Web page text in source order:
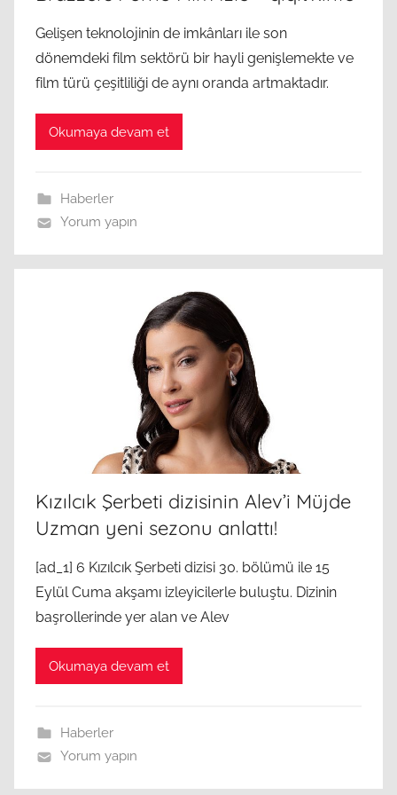
Gelişen teknolojinin de imkânları ile son
dönemdeki film sektörü bir hayli genişlemekte ve
film türü çeşitliliği de aynı oranda artmaktadır.
Okumaya devam et
Haberler
Yorum yapın
Kızılcık Şerbeti dizisinin Alev’i Müjde
Uzman yeni sezonu anlattı!
[ad_1] 6 Kızılcık Şerbeti dizisi 30. bölümü ile 15
Eylül Cuma akşamı izleyicilerle buluştu. Dizinin
başrollerinde yer alan ve Alev
Okumaya devam et
Haberler
Yorum yapın